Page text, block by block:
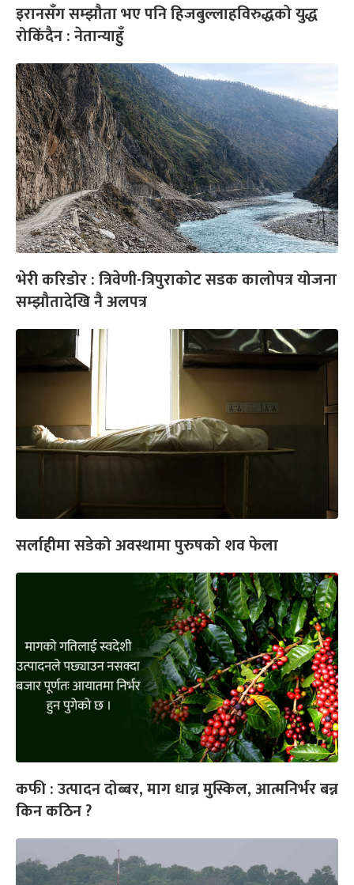
इरानसँग सम्झौता भए पनि हिजबुल्लाहविरुद्धको युद्ध
रोकिंदैन : नेतान्याहुँ
भेरी करिडोर : त्रिवेणी-त्रिपुराकोट सडक कालोपत्र योजना
सम्झौतादेखि नै अलपत्र
सर्लाहीमा सडेको अवस्थामा पुरुषको शव फेला
कफी : उत्पादन दोब्बर, माग धान्न मुस्किल, आत्मनिर्भर बन्न
किन कठिन ?